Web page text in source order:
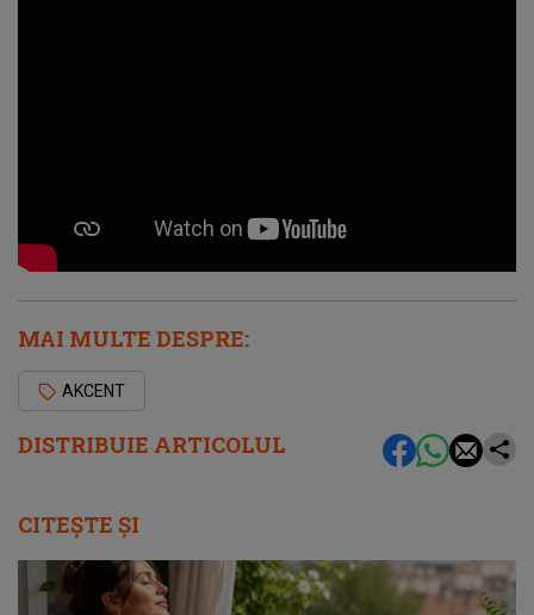
DISTRIBUIE ARTICOLUL
MAI MULTE DESPRE:
AKCENT
CITEȘTE ȘI